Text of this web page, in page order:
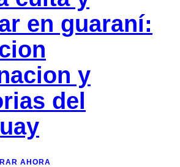
en guaraní:
y
del
AHORA